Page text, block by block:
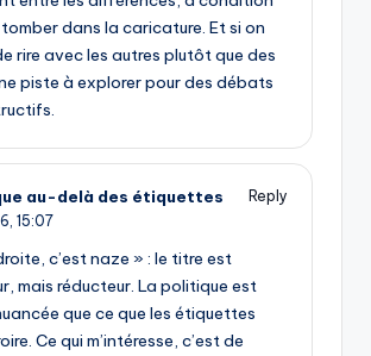
dans la caricature. Et si on
rire avec les autres plutôt que des
piste à explorer pour des débats
au-delà des étiquettes
Reply
15:07
c’est naze » : le titre est
mais réducteur. La politique est
que ce que les étiquettes
Ce qui m’intéresse, c’est de